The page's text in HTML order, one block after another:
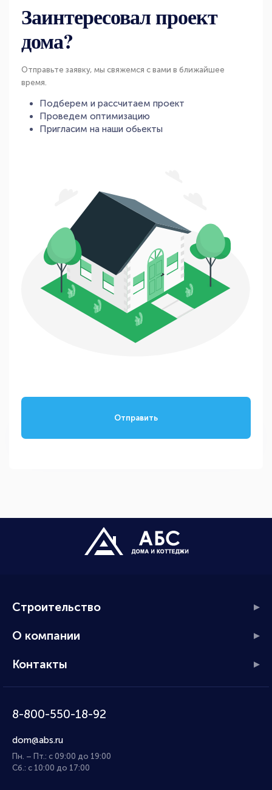
Заинтересовал проект
дома?
Отправьте заявку, мы свяжемся с вами в ближайшее
время.
Подберем и рассчитаем проект
Проведем оптимизацию
Пригласим на наши обьекты
Отправить
Строительство
О компании
Контакты
8-800-550-18-92
dom@abs.ru
Пн. – Пт.: с 09:00 до 19:00
Сб.: с 10:00 до 17:00